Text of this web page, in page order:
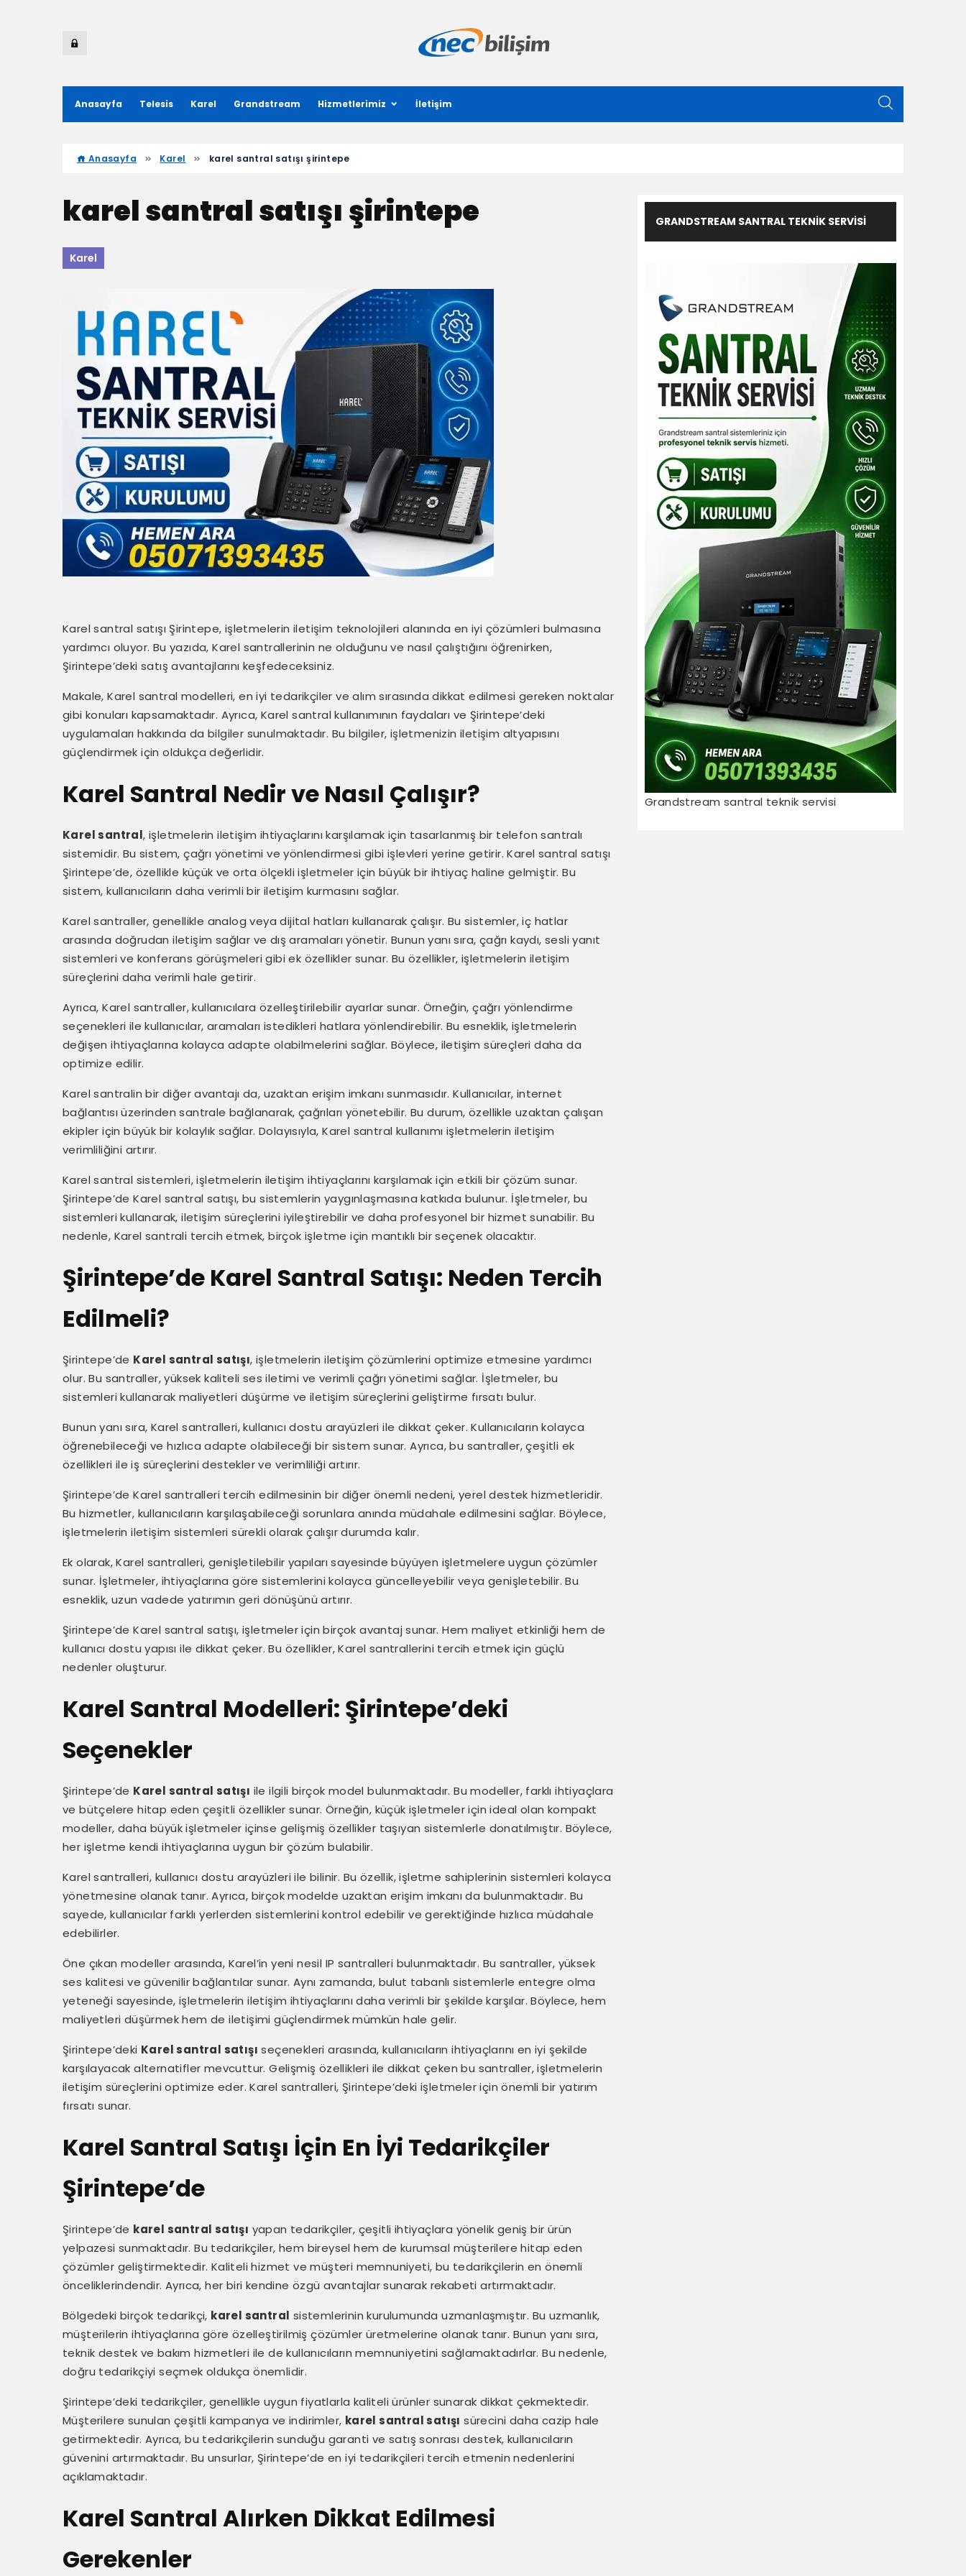
Anasayfa Telesis Karel Grandstream Hizmetlerimiz İletişim
Anasayfa Karel karel santral satışı şirintepe
karel santral satışı şirintepe
Karel
Karel santral satışı Şirintepe, işletmelerin iletişim teknolojileri alanında en iyi çözümleri bulmasına
yardımcı oluyor. Bu yazıda, Karel santrallerinin ne olduğunu ve nasıl çalıştığını öğrenirken,
Şirintepe’deki satış avantajlarını keşfedeceksiniz.
Makale, Karel santral modelleri, en iyi tedarikçiler ve alım sırasında dikkat edilmesi gereken noktalar
gibi konuları kapsamaktadır. Ayrıca, Karel santral kullanımının faydaları ve Şirintepe’deki
uygulamaları hakkında da bilgiler sunulmaktadır. Bu bilgiler, işletmenizin iletişim altyapısını
güçlendirmek için oldukça değerlidir.
Karel Santral Nedir ve Nasıl Çalışır?
Karel santral, işletmelerin iletişim ihtiyaçlarını karşılamak için tasarlanmış bir telefon santralı
sistemidir. Bu sistem, çağrı yönetimi ve yönlendirmesi gibi işlevleri yerine getirir. Karel santral satışı
Şirintepe’de, özellikle küçük ve orta ölçekli işletmeler için büyük bir ihtiyaç haline gelmiştir. Bu
sistem, kullanıcıların daha verimli bir iletişim kurmasını sağlar.
Karel santraller, genellikle analog veya dijital hatları kullanarak çalışır. Bu sistemler, iç hatlar
arasında doğrudan iletişim sağlar ve dış aramaları yönetir. Bunun yanı sıra, çağrı kaydı, sesli yanıt
sistemleri ve konferans görüşmeleri gibi ek özellikler sunar. Bu özellikler, işletmelerin iletişim
süreçlerini daha verimli hale getirir.
Ayrıca, Karel santraller, kullanıcılara özelleştirilebilir ayarlar sunar. Örneğin, çağrı yönlendirme
seçenekleri ile kullanıcılar, aramaları istedikleri hatlara yönlendirebilir. Bu esneklik, işletmelerin
değişen ihtiyaçlarına kolayca adapte olabilmelerini sağlar. Böylece, iletişim süreçleri daha da
optimize edilir.
Karel santralin bir diğer avantajı da, uzaktan erişim imkanı sunmasıdır. Kullanıcılar, internet
bağlantısı üzerinden santrale bağlanarak, çağrıları yönetebilir. Bu durum, özellikle uzaktan çalışan
ekipler için büyük bir kolaylık sağlar. Dolayısıyla, Karel santral kullanımı işletmelerin iletişim
verimliliğini artırır.
Karel santral sistemleri, işletmelerin iletişim ihtiyaçlarını karşılamak için etkili bir çözüm sunar.
Şirintepe’de Karel santral satışı, bu sistemlerin yaygınlaşmasına katkıda bulunur. İşletmeler, bu
sistemleri kullanarak, iletişim süreçlerini iyileştirebilir ve daha profesyonel bir hizmet sunabilir. Bu
nedenle, Karel santrali tercih etmek, birçok işletme için mantıklı bir seçenek olacaktır.
Şirintepe’de Karel Santral Satışı: Neden Tercih
Edilmeli?
Şirintepe’de Karel santral satışı, işletmelerin iletişim çözümlerini optimize etmesine yardımcı
olur. Bu santraller, yüksek kaliteli ses iletimi ve verimli çağrı yönetimi sağlar. İşletmeler, bu
sistemleri kullanarak maliyetleri düşürme ve iletişim süreçlerini geliştirme fırsatı bulur.
Bunun yanı sıra, Karel santralleri, kullanıcı dostu arayüzleri ile dikkat çeker. Kullanıcıların kolayca
öğrenebileceği ve hızlıca adapte olabileceği bir sistem sunar. Ayrıca, bu santraller, çeşitli ek
özellikleri ile iş süreçlerini destekler ve verimliliği artırır.
Şirintepe’de Karel santralleri tercih edilmesinin bir diğer önemli nedeni, yerel destek hizmetleridir.
Bu hizmetler, kullanıcıların karşılaşabileceği sorunlara anında müdahale edilmesini sağlar. Böylece,
işletmelerin iletişim sistemleri sürekli olarak çalışır durumda kalır.
Ek olarak, Karel santralleri, genişletilebilir yapıları sayesinde büyüyen işletmelere uygun çözümler
sunar. İşletmeler, ihtiyaçlarına göre sistemlerini kolayca güncelleyebilir veya genişletebilir. Bu
esneklik, uzun vadede yatırımın geri dönüşünü artırır.
Şirintepe’de Karel santral satışı, işletmeler için birçok avantaj sunar. Hem maliyet etkinliği hem de
kullanıcı dostu yapısı ile dikkat çeker. Bu özellikler, Karel santrallerini tercih etmek için güçlü
nedenler oluşturur.
Karel Santral Modelleri: Şirintepe’deki
Seçenekler
Şirintepe’de Karel santral satışı ile ilgili birçok model bulunmaktadır. Bu modeller, farklı ihtiyaçlara
ve bütçelere hitap eden çeşitli özellikler sunar. Örneğin, küçük işletmeler için ideal olan kompakt
modeller, daha büyük işletmeler içinse gelişmiş özellikler taşıyan sistemlerle donatılmıştır. Böylece,
her işletme kendi ihtiyaçlarına uygun bir çözüm bulabilir.
Karel santralleri, kullanıcı dostu arayüzleri ile bilinir. Bu özellik, işletme sahiplerinin sistemleri kolayca
yönetmesine olanak tanır. Ayrıca, birçok modelde uzaktan erişim imkanı da bulunmaktadır. Bu
sayede, kullanıcılar farklı yerlerden sistemlerini kontrol edebilir ve gerektiğinde hızlıca müdahale
edebilirler.
Öne çıkan modeller arasında, Karel’in yeni nesil IP santralleri bulunmaktadır. Bu santraller, yüksek
ses kalitesi ve güvenilir bağlantılar sunar. Aynı zamanda, bulut tabanlı sistemlerle entegre olma
yeteneği sayesinde, işletmelerin iletişim ihtiyaçlarını daha verimli bir şekilde karşılar. Böylece, hem
maliyetleri düşürmek hem de iletişimi güçlendirmek mümkün hale gelir.
Şirintepe’deki Karel santral satışı seçenekleri arasında, kullanıcıların ihtiyaçlarını en iyi şekilde
karşılayacak alternatifler mevcuttur. Gelişmiş özellikleri ile dikkat çeken bu santraller, işletmelerin
iletişim süreçlerini optimize eder. Karel santralleri, Şirintepe’deki işletmeler için önemli bir yatırım
fırsatı sunar.
Karel Santral Satışı İçin En İyi Tedarikçiler
Şirintepe’de
Şirintepe’de karel santral satışı yapan tedarikçiler, çeşitli ihtiyaçlara yönelik geniş bir ürün
yelpazesi sunmaktadır. Bu tedarikçiler, hem bireysel hem de kurumsal müşterilere hitap eden
çözümler geliştirmektedir. Kaliteli hizmet ve müşteri memnuniyeti, bu tedarikçilerin en önemli
önceliklerindendir. Ayrıca, her biri kendine özgü avantajlar sunarak rekabeti artırmaktadır.
Bölgedeki birçok tedarikçi, karel santral sistemlerinin kurulumunda uzmanlaşmıştır. Bu uzmanlık,
müşterilerin ihtiyaçlarına göre özelleştirilmiş çözümler üretmelerine olanak tanır. Bunun yanı sıra,
teknik destek ve bakım hizmetleri ile de kullanıcıların memnuniyetini sağlamaktadırlar. Bu nedenle,
doğru tedarikçiyi seçmek oldukça önemlidir.
Şirintepe’deki tedarikçiler, genellikle uygun fiyatlarla kaliteli ürünler sunarak dikkat çekmektedir.
Müşterilere sunulan çeşitli kampanya ve indirimler, karel santral satışı sürecini daha cazip hale
getirmektedir. Ayrıca, bu tedarikçilerin sunduğu garanti ve satış sonrası destek, kullanıcıların
güvenini artırmaktadır. Bu unsurlar, Şirintepe’de en iyi tedarikçileri tercih etmenin nedenlerini
açıklamaktadır.
Karel Santral Alırken Dikkat Edilmesi
Gerekenler
GRANDSTREAM SANTRAL TEKNIK SERVISI
Grandstream santral teknik servisi